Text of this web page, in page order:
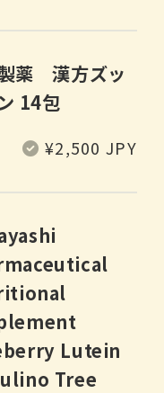
薬 漢方ズッ
14包
常 ¥2,500 JPY
Lutein
Tree